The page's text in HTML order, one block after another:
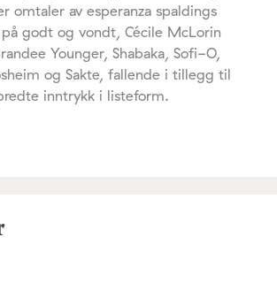
omtaler av esperanza spaldings
på godt og vondt, Cécile McLorin
Younger, Shabaka, Sofi-O,
og Sakte, fallende i tillegg til
inntrykk i listeform.